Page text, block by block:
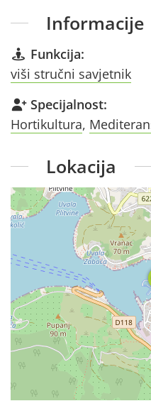
Informacije
Funkcija:
viši stručni savjetnik
Specijalnost:
Hortikultura,
Lokacija